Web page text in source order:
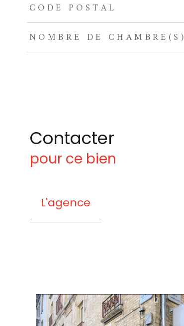
TRAD_ZEPHYR_Caracteristique
CODE POSTAL
NOMBRE DE CHAMBRE(S)
Contacter
pour ce bien
L'agence